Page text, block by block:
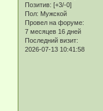
Позитив: [+3/-0]
Пол: Мужской
Провел на форуме:
7 месяцев 16 дней
Последний визит:
2026-07-13 10:41:58